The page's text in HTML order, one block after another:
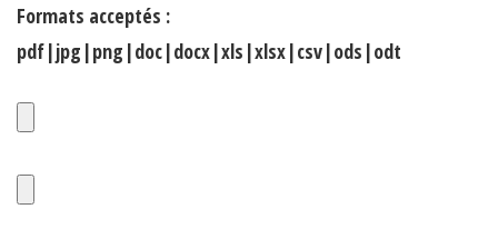
Formats acceptés :
pdf|jpg|png|doc|docx|xls|xlsx|csv|ods|odt